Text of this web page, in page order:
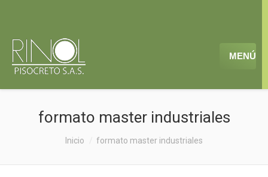
MENÚ
formato master industriales
Inicio formato master industriales